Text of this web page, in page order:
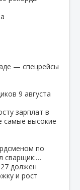
— спецрейсы
9 августа
зарплат в
самые высокие
по
сварщик:…
должен
и рост